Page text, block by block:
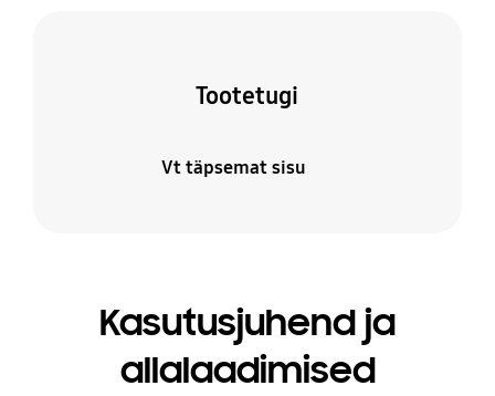
Tootetugi
Vt täpsemat sisu
Kasutusjuhend ja
allalaadimised